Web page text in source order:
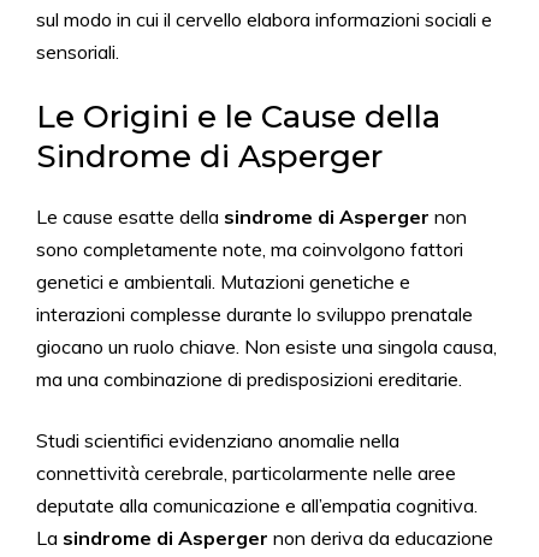
sul modo in cui il cervello elabora informazioni sociali e
sensoriali.
Le Origini e le Cause della
Sindrome di Asperger
Le cause esatte della sindrome di Asperger non
sono completamente note, ma coinvolgono fattori
genetici e ambientali. Mutazioni genetiche e
interazioni complesse durante lo sviluppo prenatale
giocano un ruolo chiave. Non esiste una singola causa,
ma una combinazione di predisposizioni ereditarie.
Studi scientifici evidenziano anomalie nella
connettività cerebrale, particolarmente nelle aree
deputate alla comunicazione e all’empatia cognitiva.
La sindrome di Asperger non deriva da educazione